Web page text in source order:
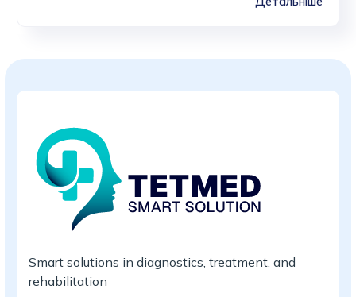
Smart solutions in diagnostics, treatment, and
rehabilitation